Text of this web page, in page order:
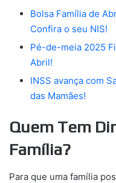
Bolsa Família de
Confira o seu NIS!
Pé-de-meia 2025
Abril!
INSS avança com
das Mamães!
Quem Tem
Família?
Para que uma família